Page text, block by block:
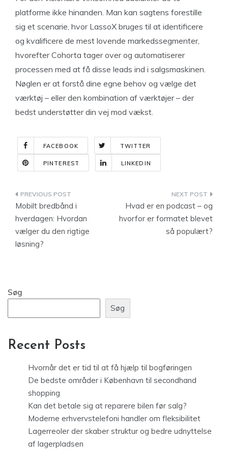
platforme ikke hinanden. Man kan sagtens forestille
sig et scenarie, hvor LassoX bruges til at identificere
og kvalificere de mest lovende markedssegmenter,
hvorefter Cohorta tager over og automatiserer
processen med at få disse leads ind i salgsmaskinen.
Nøglen er at forstå dine egne behov og vælge det
værktøj – eller den kombination af værktøjer – der
bedst understøtter din vej mod vækst.
FACEBOOK TWITTER
PINTEREST LINKEDIN
Indlægsnavigation
Mobilt bredbånd i
hverdagen: Hvordan
vælger du den rigtige
løsning?
Hvad er en podcast – og
hvorfor er formatet blevet
så populært?
Søg
Søg
Recent Posts
Hvornår det er tid til at få hjælp til bogføringen
De bedste områder i København til secondhand
shopping
Kan det betale sig at reparere bilen før salg?
Moderne erhvervstelefoni handler om fleksibilitet
Lagerreoler der skaber struktur og bedre udnyttelse
af lagerpladsen